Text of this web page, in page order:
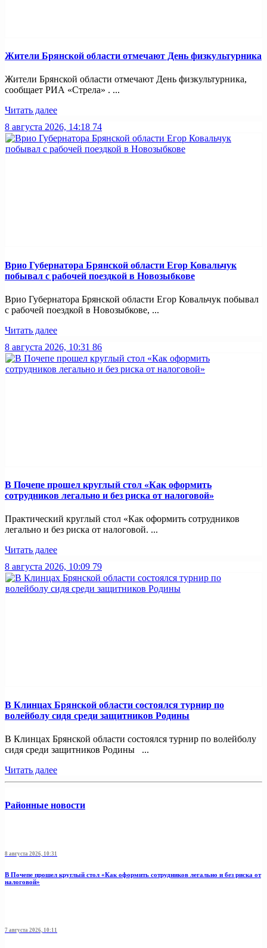
Жители Брянской области отмечают День физкультурника
Жители Брянской области отмечают День физкультурника,
сообщает РИА «Стрела» . ...
Читать далее
8 августа 2026, 14:18 74
Врио Губернатора Брянской области Егор Ковальчук
побывал с рабочей поездкой в Новозыбкове
Врио Губернатора Брянской области Егор Ковальчук побывал
с рабочей поездкой в Новозыбкове, ...
Читать далее
8 августа 2026, 10:31 86
В Почепе прошел круглый стол «Как оформить
сотрудников легально и без риска от налоговой»
Практический круглый стол «Как оформить сотрудников
легально и без риска от налоговой. ...
Читать далее
8 августа 2026, 10:09 79
В Клинцах Брянской области состоялся турнир по
волейболу сидя среди защитников Родины
В Клинцах Брянской области состоялся турнир по волейболу
сидя среди защитников Родины ...
Читать далее
Районные новости
8 августа 2026, 10:31
В Почепе прошел круглый стол «Как оформить сотрудников легально и без риска от
налоговой»
7 августа 2026, 10:11